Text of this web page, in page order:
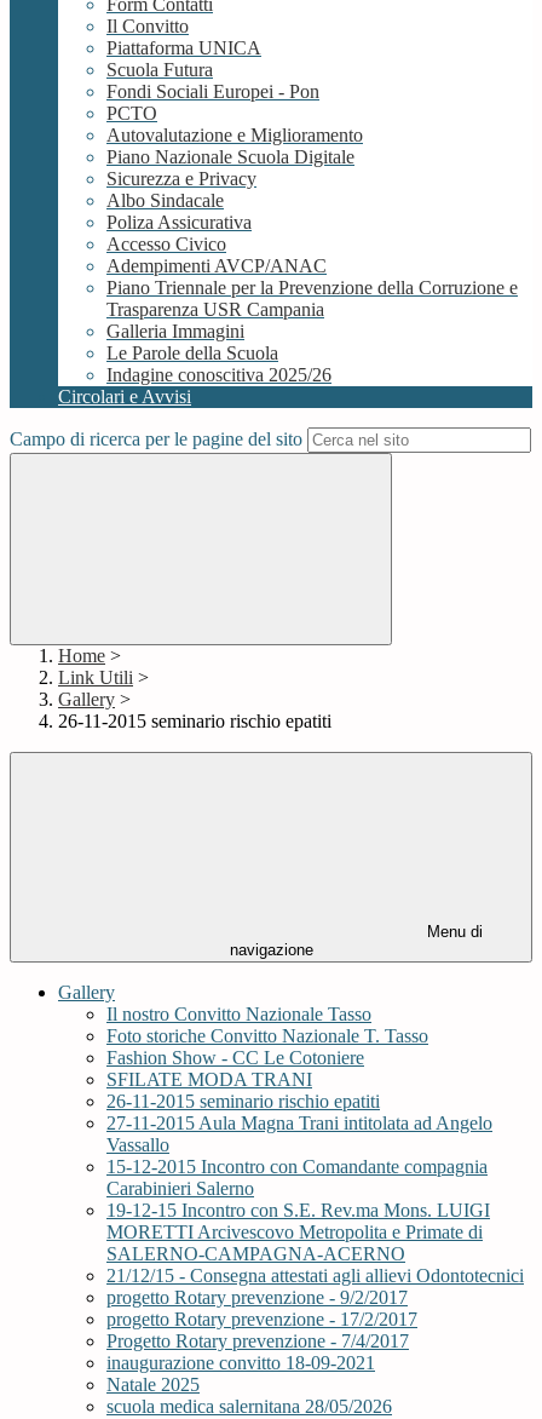
Form Contatti
Il Convitto
Piattaforma UNICA
Scuola Futura
Fondi Sociali Europei - Pon
PCTO
Autovalutazione e Miglioramento
Piano Nazionale Scuola Digitale
Sicurezza e Privacy
Albo Sindacale
Poliza Assicurativa
Accesso Civico
Adempimenti AVCP/ANAC
Piano Triennale per la Prevenzione della Corruzione e
Trasparenza USR Campania
Galleria Immagini
Le Parole della Scuola
Indagine conoscitiva 2025/26
Circolari e Avvisi
Campo di ricerca per le pagine del sito
Home >
Link Utili >
Gallery >
26-11-2015 seminario rischio epatiti
Menu di
navigazione
Gallery
Il nostro Convitto Nazionale Tasso
Foto storiche Convitto Nazionale T. Tasso
Fashion Show - CC Le Cotoniere
SFILATE MODA TRANI
26-11-2015 seminario rischio epatiti
27-11-2015 Aula Magna Trani intitolata ad Angelo
Vassallo
15-12-2015 Incontro con Comandante compagnia
Carabinieri Salerno
19-12-15 Incontro con S.E. Rev.ma Mons. LUIGI
MORETTI Arcivescovo Metropolita e Primate di
SALERNO-CAMPAGNA-ACERNO
21/12/15 - Consegna attestati agli allievi Odontotecnici
progetto Rotary prevenzione - 9/2/2017
progetto Rotary prevenzione - 17/2/2017
Progetto Rotary prevenzione - 7/4/2017
inaugurazione convitto 18-09-2021
Natale 2025
scuola medica salernitana 28/05/2026